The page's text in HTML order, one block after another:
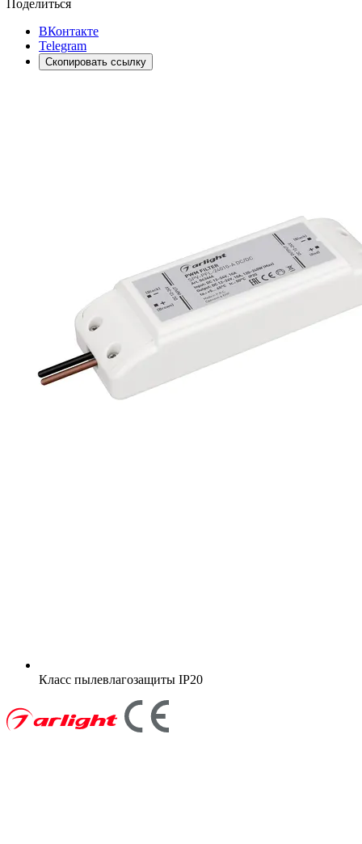
Поделиться
ВКонтакте
Telegram
Скопировать ссылку
Класс пылевлагозащиты IP20